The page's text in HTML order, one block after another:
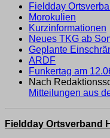
Fieldday
Morokulien
Kurzinformationen
Neues TKG ab
Geplante
ARDF
Funkertag am
Nach
Mitteilungen aus
Fieldday Ortsverband